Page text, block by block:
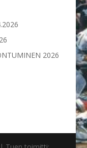
2026